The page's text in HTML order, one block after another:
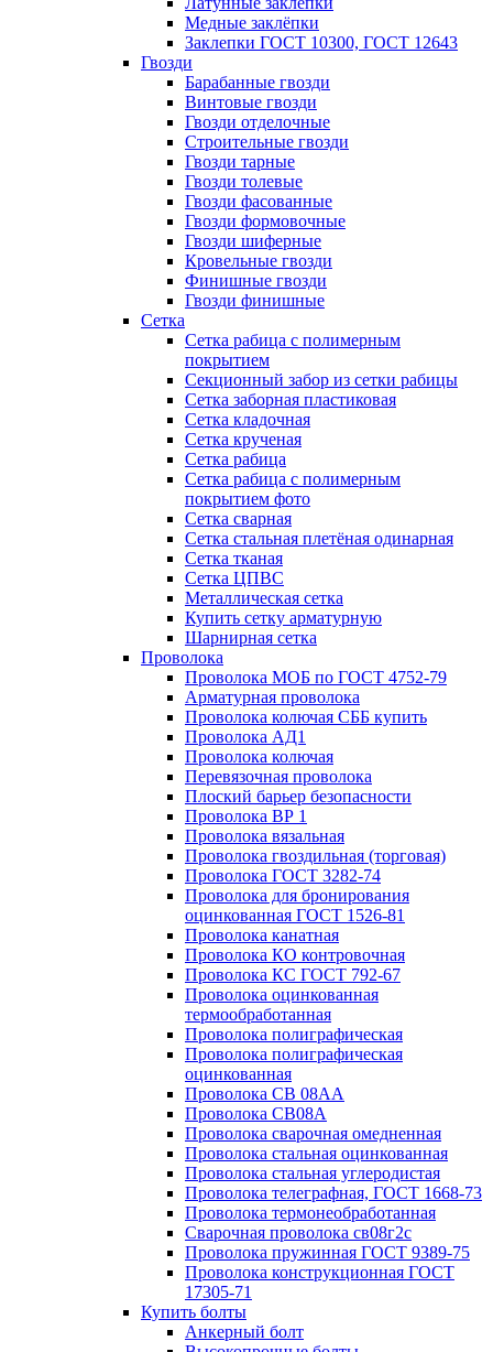
Медные заклёпки
Заклепки ГОСТ 10300, ГОСТ 12643
Гвозди
Барабанные гвозди
Винтовые гвозди
Гвозди отделочные
Строительные гвозди
Гвозди тарные
Гвозди толевые
Гвозди фасованные
Гвозди формовочные
Гвозди шиферные
Кровельные гвозди
Финишные гвозди
Гвозди финишные
Сетка
Сетка рабица с полимерным
покрытием
Секционный забор из сетки рабицы
Сетка заборная пластиковая
Сетка кладочная
Сетка крученая
Сетка рабица
Сетка рабица с полимерным
покрытием фото
Сетка сварная
Сетка стальная плетёная одинарная
Сетка тканая
Сетка ЦПВС
Металлическая сетка
Купить сетку арматурную
Шарнирная сетка
Проволока
Проволока МОБ по ГОСТ 4752-79
Арматурная проволока
Проволока колючая СББ купить
Проволока АД1
Проволока колючая
Перевязочная проволока
Плоский барьер безопасности
Проволока ВР 1
Проволока вязальная
Проволока гвоздильная (торговая)
Проволока ГОСТ 3282-74
Проволока для бронирования
оцинкованная ГОСТ 1526-81
Проволока канатная
Проволока КО контровочная
Проволока КС ГОСТ 792-67
Проволока оцинкованная
термообработанная
Проволока полиграфическая
Проволока полиграфическая
оцинкованная
Проволока СВ 08АА
Проволока СВ08А
Проволока сварочная омедненная
Проволока стальная оцинкованная
Проволока стальная углеродистая
Проволока телеграфная, ГОСТ 1668-73
Проволока термонеобработанная
Сварочная проволока св08г2с
Проволока пружинная ГОСТ 9389-75
Проволока конструкционная ГОСТ
17305-71
Купить болты
Анкерный болт